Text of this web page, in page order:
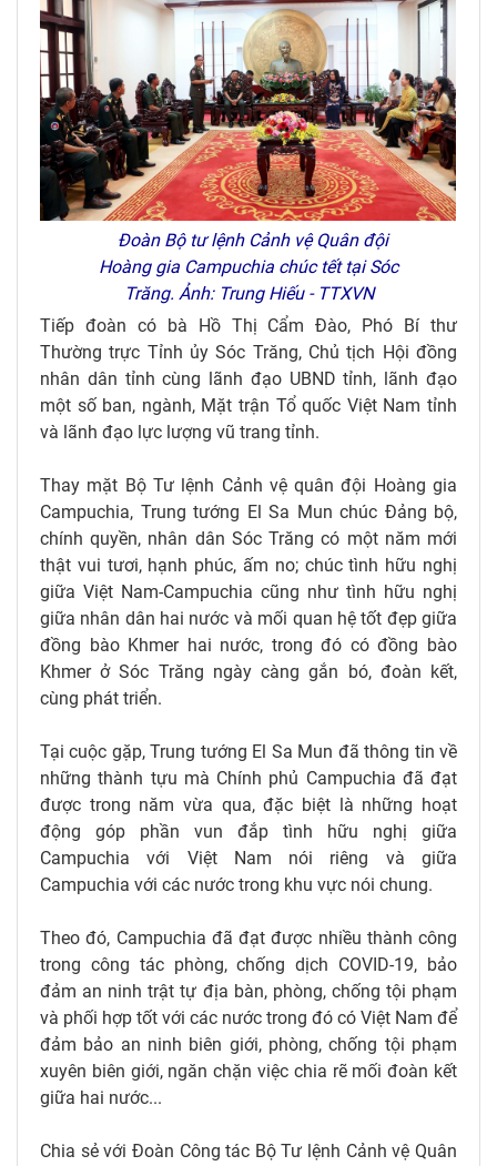
Đoàn Bộ tư lệnh Cảnh vệ Quân đội
Hoàng gia Campuchia chúc tết tại Sóc
Trăng. Ảnh: Trung Hiếu - TTXVN
Tiếp đoàn có bà Hồ Thị Cẩm Đào, Phó Bí thư
Thường trực Tỉnh ủy Sóc Trăng, Chủ tịch Hội đồng
nhân dân tỉnh cùng lãnh đạo UBND tỉnh, lãnh đạo
một số ban, ngành, Mặt trận Tổ quốc Việt Nam tỉnh
và lãnh đạo lực lượng vũ trang tỉnh.
Thay mặt Bộ Tư lệnh Cảnh vệ quân đội Hoàng gia
Campuchia, Trung tướng El Sa Mun chúc Đảng bộ,
chính quyền, nhân dân Sóc Trăng có một năm mới
thật vui tươi, hạnh phúc, ấm no; chúc tình hữu nghị
giữa Việt Nam-Campuchia cũng như tình hữu nghị
giữa nhân dân hai nước và mối quan hệ tốt đẹp giữa
đồng bào Khmer hai nước, trong đó có đồng bào
Khmer ở Sóc Trăng ngày càng gắn bó, đoàn kết,
cùng phát triển.
Tại cuộc gặp, Trung tướng El Sa Mun đã thông tin về
những thành tựu mà Chính phủ Campuchia đã đạt
được trong năm vừa qua, đặc biệt là những hoạt
động góp phần vun đắp tình hữu nghị giữa
Campuchia với Việt Nam nói riêng và giữa
Campuchia với các nước trong khu vực nói chung.
Theo đó, Campuchia đã đạt được nhiều thành công
trong công tác phòng, chống dịch COVID-19, bảo
đảm an ninh trật tự địa bàn, phòng, chống tội phạm
và phối hợp tốt với các nước trong đó có Việt Nam để
đảm bảo an ninh biên giới, phòng, chống tội phạm
xuyên biên giới, ngăn chặn việc chia rẽ mối đoàn kết
giữa hai nước...
Chia sẻ với Đoàn Công tác Bộ Tư lệnh Cảnh vệ Quân